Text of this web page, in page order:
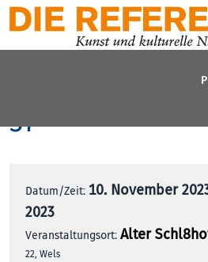
Festival
37“
Datum/Zeit: 10. November
2023
Veranstaltungsort: Alter
22, Wels